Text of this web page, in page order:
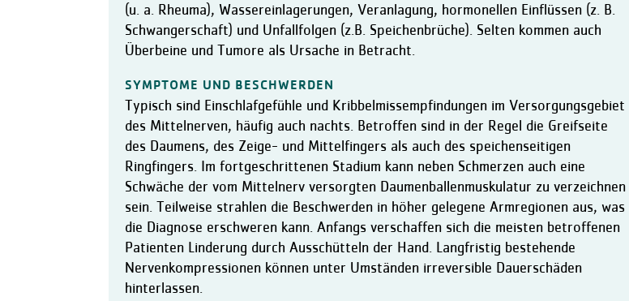
(u. a. Rheuma), Wassereinlagerungen, Veranlagung, hormonellen Einflüssen (z. B.
Schwangerschaft) und Unfallfolgen (z.B. Speichenbrüche). Selten kommen auch
Überbeine und Tumore als Ursache in Betracht.
SYMPTOME UND BESCHWERDEN
Typisch sind Einschlafgefühle und Kribbelmissempfindungen im Versorgungsgebiet
des Mittelnerven, häufig auch nachts. Betroffen sind in der Regel die Greifseite
des Daumens, des Zeige- und Mittelfingers als auch des speichenseitigen
Ringfingers. Im fortgeschrittenen Stadium kann neben Schmerzen auch eine
Schwäche der vom Mittelnerv versorgten Daumenballenmuskulatur zu verzeichnen
sein. Teilweise strahlen die Beschwerden in höher gelegene Armregionen aus, was
die Diagnose erschweren kann. Anfangs verschaffen sich die meisten betroffenen
Patienten Linderung durch Ausschütteln der Hand. Langfristig bestehende
Nervenkompressionen können unter Umständen irreversible Dauerschäden
hinterlassen.